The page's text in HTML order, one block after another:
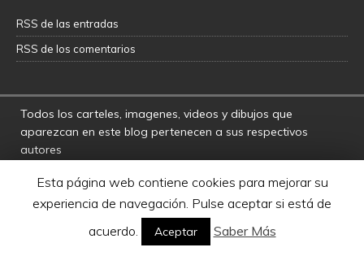
RSS de las entradas
RSS de los comentarios
Todos los carteles, imagenes, videos y dibujos que
aparezcan en este blog pertenecen a sus respectivos
autores
responsables por las opiniones manifestadas por los
usuarios y colaboradores de este blog
Star Wars es una marca registrada de Disney - Lucasfilms
Esta página web contiene cookies para mejorar su
experiencia de navegación. Pulse aceptar si está de
acuerdo.
Aceptar Saber Más